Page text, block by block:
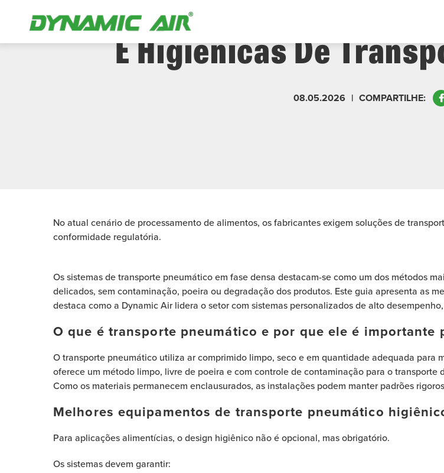
O Guia Definitivo Para
E Higiênicas De
08.05.2026 | COMPARTILHE:
No atual cenário de processamento de alimentos, os fabricantes exigem soluções de
conformidade regulatória.
Os sistemas de transporte pneumático em fase densa destacam-se como um dos métodos
delicados, sem contaminação, poeira ou degradação dos produtos. Este guia apresenta as
destaca como a Dynamic Air lidera o setor com sistemas personalizados de alto
O que é transporte pneumático e por que ele é importante
O transporte pneumático utiliza ar comprimido limpo, seco e em quantidade adequada para
oferece um método limpo, livre de poeira e com controle de contaminação para o
Como os materiais permanecem enclausurados, as instalações podem manter padrões
Melhores equipamentos de transporte pneumático
Para aplicações alimentícias, o design higiênico não é opcional, mas obrigatório.
Os sistemas devem garantir: